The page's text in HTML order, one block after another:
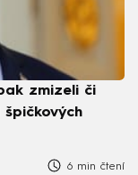
zmizeli či
6 min čtení